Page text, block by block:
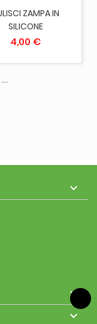
ZAMPA IN
SILICONE
4,00 €


